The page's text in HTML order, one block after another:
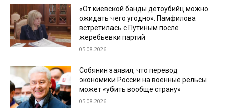
«От киевской банды детоубийц можно
ожидать чего угодно». Памфилова
встретилась с Путиным после
жеребьевки партий
05.08.2026
Собянин заявил, что перевод
экономики России на военные рельсы
может «убить вообще страну»
05.08.2026